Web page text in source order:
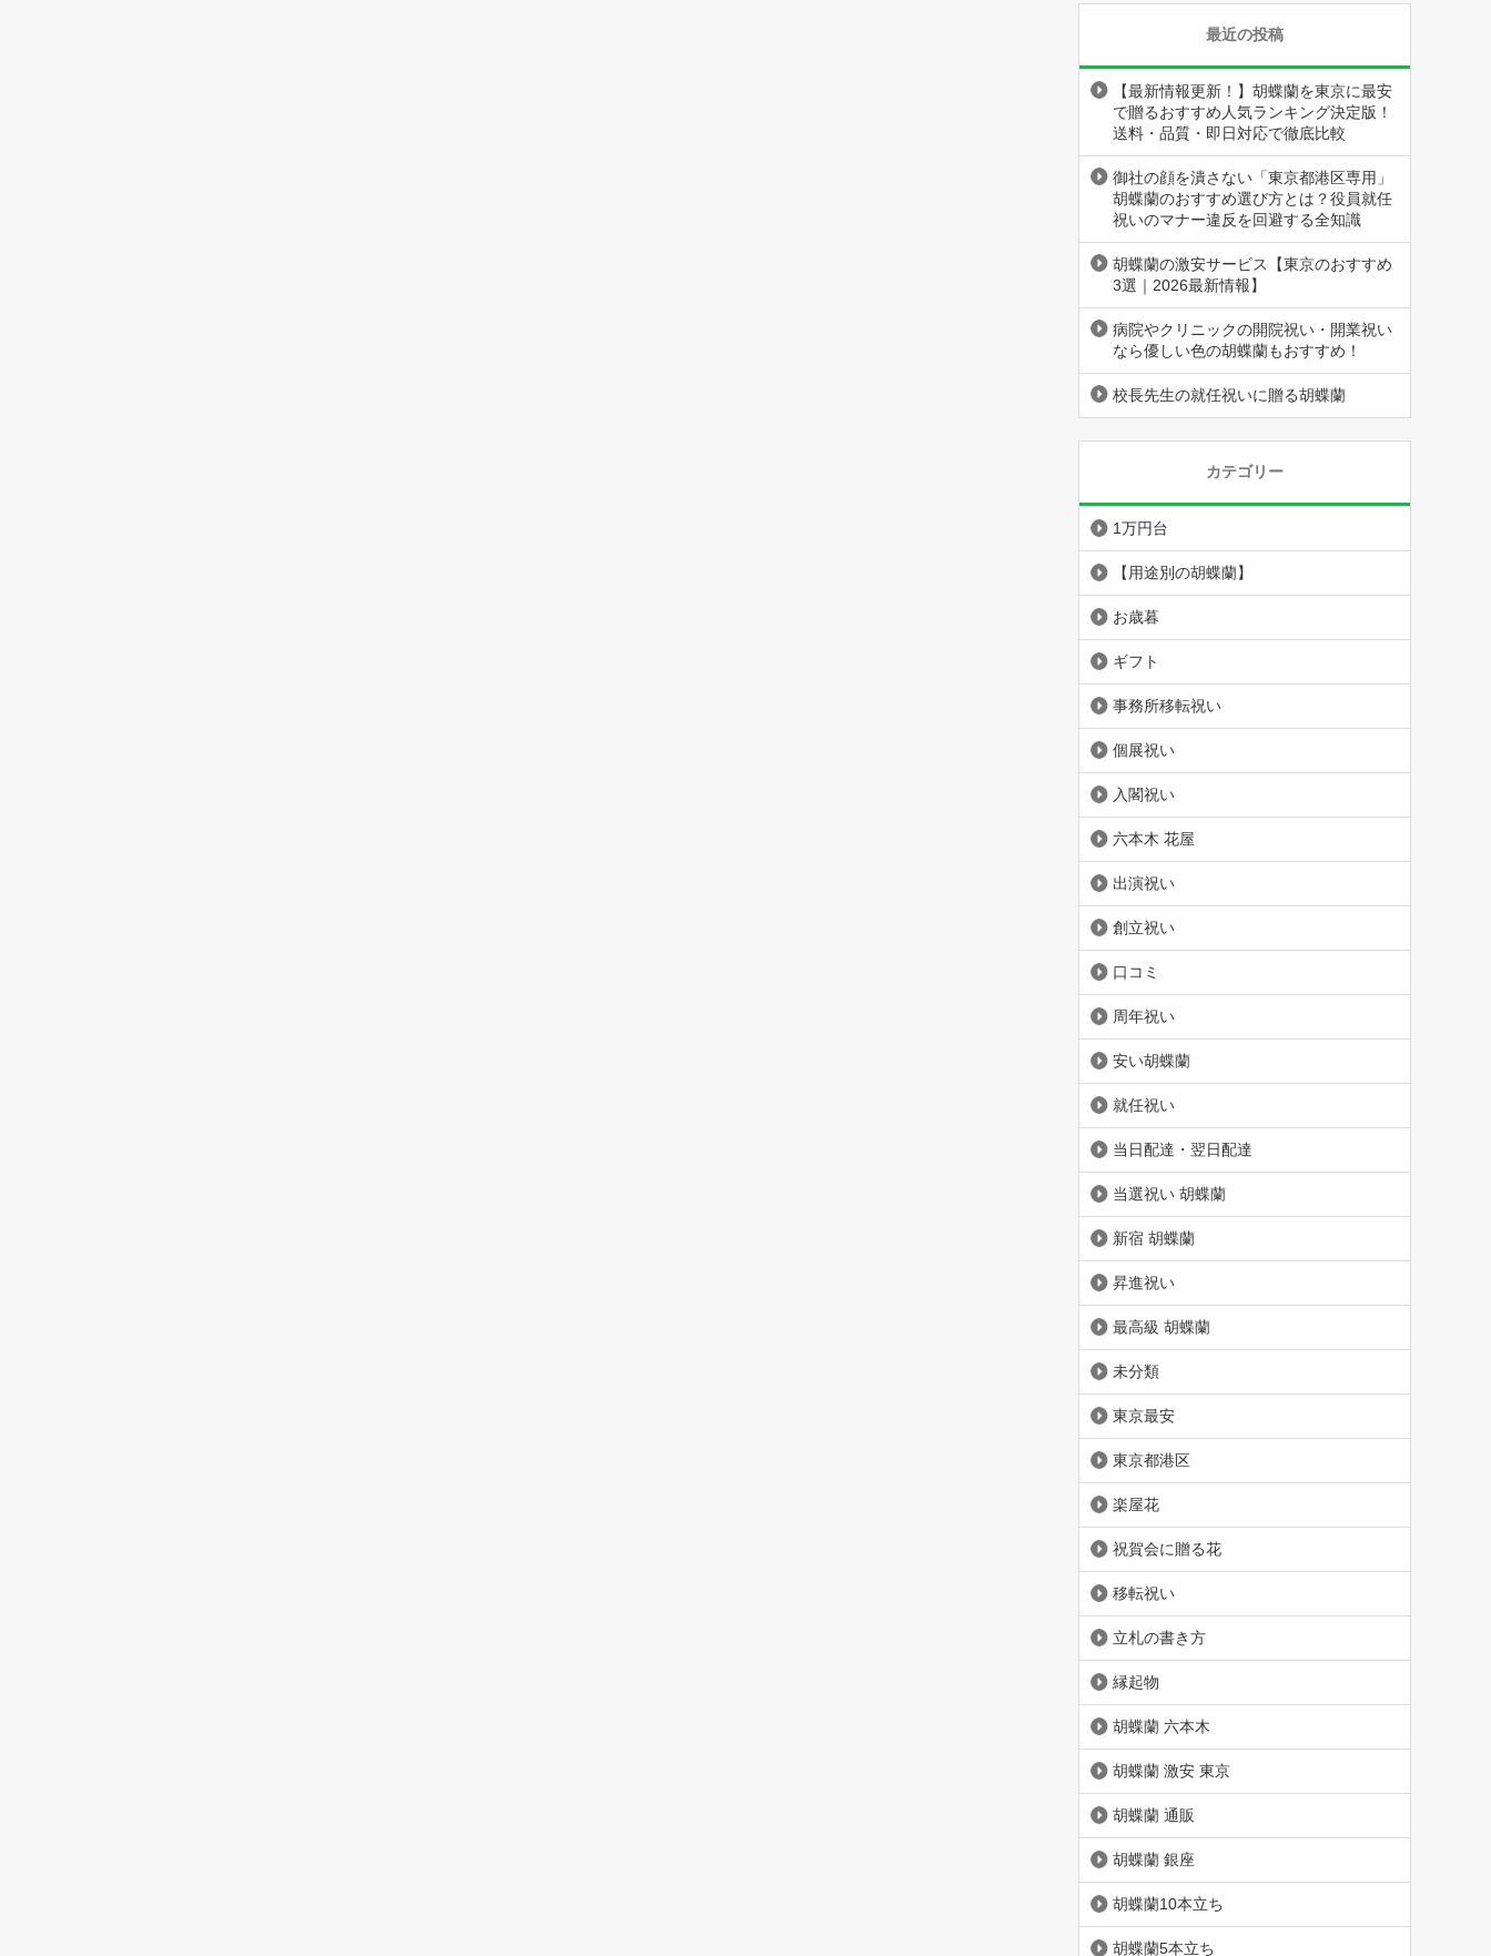
最近の投稿
【最新情報更新！】胡蝶蘭を東京に最安
で贈るおすすめ人気ランキング決定版！
送料・品質・即日対応で徹底比較
御社の顔を潰さない「東京都港区専用」
胡蝶蘭のおすすめ選び方とは？役員就任
祝いのマナー違反を回避する全知識
胡蝶蘭の激安サービス【東京のおすすめ
3選｜2026最新情報】
病院やクリニックの開院祝い・開業祝い
なら優しい色の胡蝶蘭もおすすめ！
校長先生の就任祝いに贈る胡蝶蘭
カテゴリー
1万円台
【用途別の胡蝶蘭】
お歳暮
ギフト
事務所移転祝い
個展祝い
入閣祝い
六本木 花屋
出演祝い
創立祝い
口コミ
周年祝い
安い胡蝶蘭
就任祝い
当日配達・翌日配達
当選祝い 胡蝶蘭
新宿 胡蝶蘭
昇進祝い
最高級 胡蝶蘭
未分類
東京最安
東京都港区
楽屋花
祝賀会に贈る花
移転祝い
立札の書き方
縁起物
胡蝶蘭 六本木
胡蝶蘭 激安 東京
胡蝶蘭 通販
胡蝶蘭 銀座
胡蝶蘭10本立ち
胡蝶蘭5本立ち